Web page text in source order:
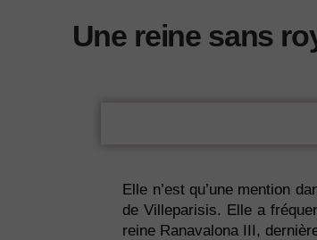
Une reine sans
Elle n’est qu’une mention
de Villeparisis. Elle a
reine Ranavalona III,